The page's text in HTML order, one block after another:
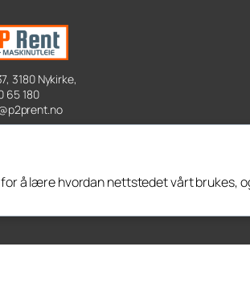
3180 Nykirke,
65 180
å lære hvordan nettstedet vårt brukes,